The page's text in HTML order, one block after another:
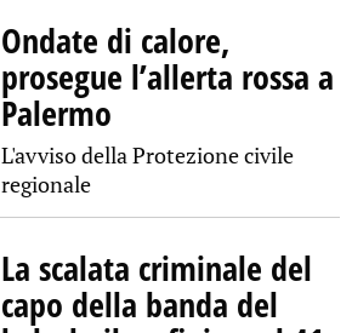
Ondate di calore,
prosegue l’allerta rossa a
Palermo
L'avviso della Protezione civile
regionale
La scalata criminale del
capo della banda del